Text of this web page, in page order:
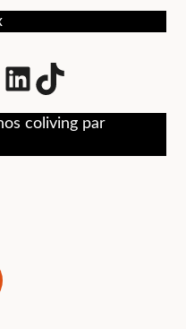
LinkedIn
tiktok
coliving par